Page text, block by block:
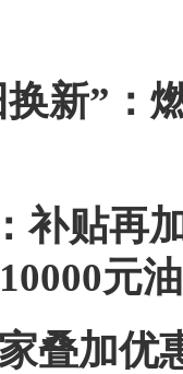
换新” ：
：补贴再
10000元
叠加优